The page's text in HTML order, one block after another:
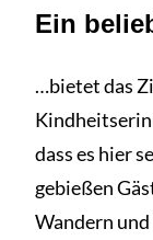
Ein
…bietet das
dass es hier
gebießen
Wandern